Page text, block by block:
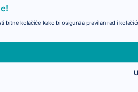
bitne kolačiće kako bi osigurala pravilan rad i